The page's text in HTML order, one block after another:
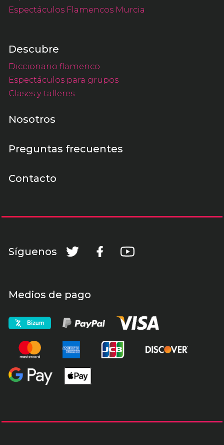
Espectáculos Flamencos Murcia
Descubre
Diccionario flamenco
Espectáculos para grupos
Clases y talleres
Nosotros
Preguntas frecuentes
Contacto
Síguenos
Medios de pago